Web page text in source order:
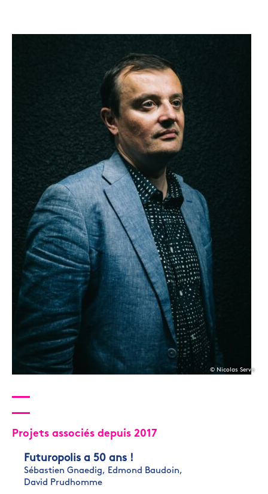
© Nicolas Serve
Projets associés depuis 2017
Futuropolis a 50 ans !
Sébastien Gnaedig, Edmond Baudoin,
David Prudhomme